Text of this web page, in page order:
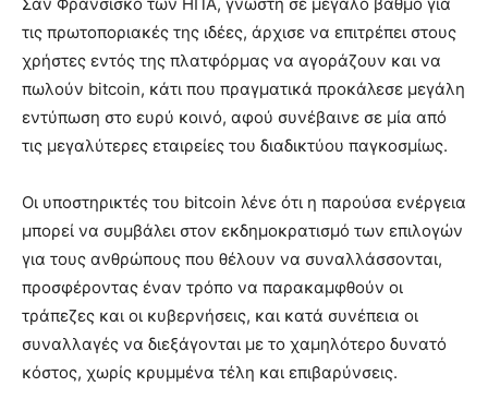
τις πρωτοποριακές της ιδέες, άρχισε να επιτρέπει στους
χρήστες εντός της πλατφόρμας να αγοράζουν και να
πωλούν bitcoin, κάτι που πραγματικά προκάλεσε μεγάλη
εντύπωση στο ευρύ κοινό, αφού συνέβαινε σε μία από
τις μεγαλύτερες εταιρείες του διαδικτύου παγκοσμίως.
Οι υποστηρικτές του bitcoin λένε ότι η παρούσα ενέργεια
μπορεί να συμβάλει στον εκδημοκρατισμό των επιλογών
για τους ανθρώπους που θέλουν να συναλλάσσονται,
προσφέροντας έναν τρόπο να παρακαμφθούν οι
τράπεζες και οι κυβερνήσεις, και κατά συνέπεια οι
συναλλαγές να διεξάγονται με το χαμηλότερο δυνατό
κόστος, χωρίς κρυμμένα τέλη και επιβαρύνσεις.